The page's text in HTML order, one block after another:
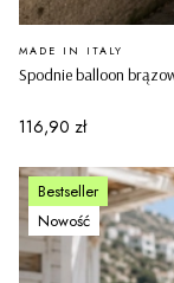
Spodnie balloon
PRODUCENT
MADE IN ITALY
Cena
116,90 zł
Bestseller
Nowość